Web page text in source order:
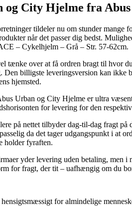
og City Hjelme fra Abus
tildeler nu om stunder mange
når det passer dig bedst.
– Cykelhjelm – Grå – Str. 57-62cm.
tænke over at få ordren bragt til hvor
Den billigste leveringsversion kan ikke
hjemsted.
Urban og City Hjelme er ultra
for levering for den
på nettet tilbyder dag-til-dag fragt på
da det tager udgangspunkt i at
holder fyraften.
yder levering uden betaling, men
for fragt, der tit – uafhængig om du
for almindelige